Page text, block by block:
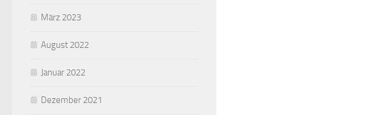
März 2023
August 2022
Januar 2022
Dezember 2021